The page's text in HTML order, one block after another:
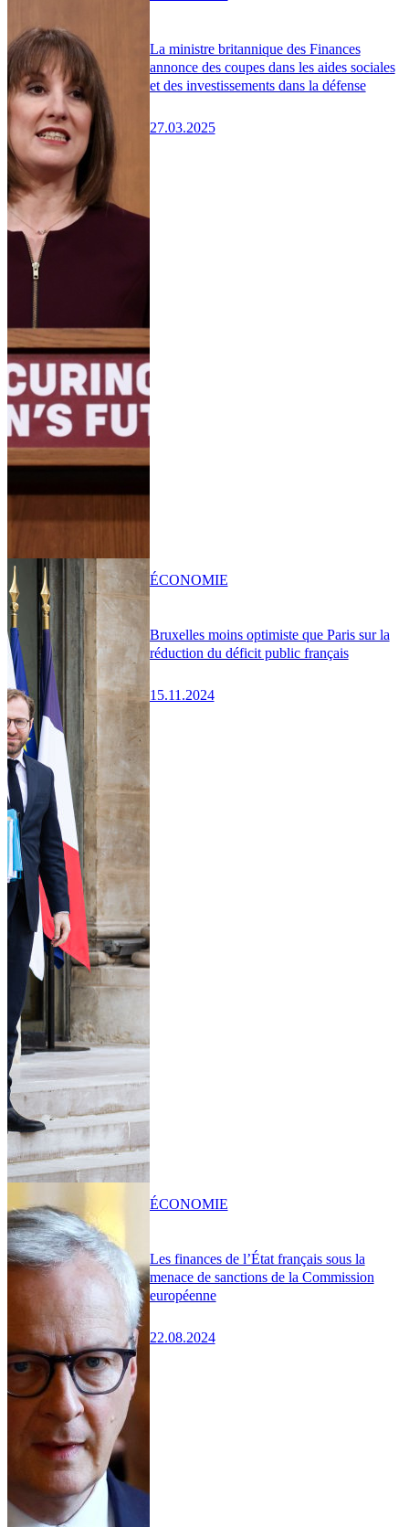
La ministre britannique des Finances
annonce des coupes dans les aides sociales
et des investissements dans la défense
27.03.2025
Bruxelles moins optimiste que Paris sur la
réduction du déficit public français
15.11.2024
ÉCONOMIE
Les finances de l’État français sous la
menace de sanctions de la Commission
européenne
22.08.2024
ÉCONOMIE